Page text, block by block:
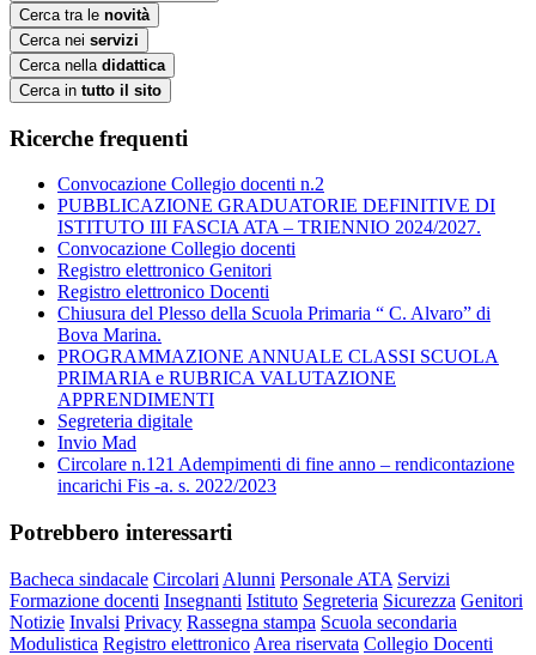
Cerca tra le novità
Cerca nei servizi
Cerca nella didattica
Cerca in tutto il sito
Ricerche frequenti
Convocazione Collegio docenti n.2
PUBBLICAZIONE GRADUATORIE DEFINITIVE DI
ISTITUTO III FASCIA ATA – TRIENNIO 2024/2027.
Convocazione Collegio docenti
Registro elettronico Genitori
Registro elettronico Docenti
Chiusura del Plesso della Scuola Primaria “ C. Alvaro” di
Bova Marina.
PROGRAMMAZIONE ANNUALE CLASSI SCUOLA
PRIMARIA e RUBRICA VALUTAZIONE
APPRENDIMENTI
Segreteria digitale
Invio Mad
Circolare n.121 Adempimenti di fine anno – rendicontazione
incarichi Fis -a. s. 2022/2023
Potrebbero interessarti
Bacheca sindacale Circolari Alunni Personale ATA Servizi
Formazione docenti Insegnanti Istituto Segreteria Sicurezza Genitori
Notizie Invalsi Privacy Rassegna stampa Scuola secondaria
Modulistica Registro elettronico Area riservata Collegio Docenti